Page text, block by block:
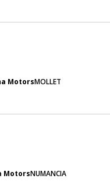
MotorsMOLLET
MotorsNUMANCIA